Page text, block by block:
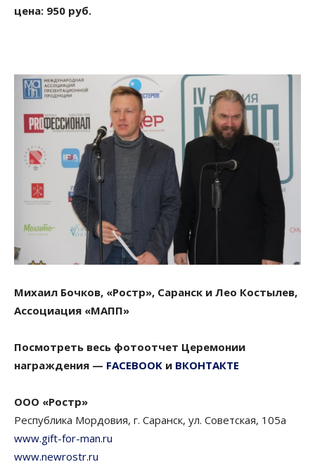
цена: 950 руб.
Михаил Бочков, «Ростр», Саранск и Лео Костылев,
Ассоциация «МАПП»
Посмотреть весь фотоотчет Церемонии
награждения — FACEBOOK и ВКОНТАКТЕ
ООО «Ростр»
Республика Мордовия, г. Саранск, ул. Советская, 105а
www.gift-for-man.ru
www.newrostr.ru